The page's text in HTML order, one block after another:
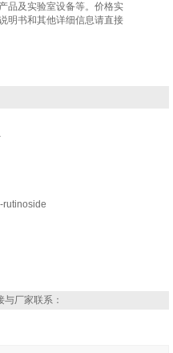
品及实验室设备等。价格实
明书和其他详细信息请直接
rutinoside
厂家联系：